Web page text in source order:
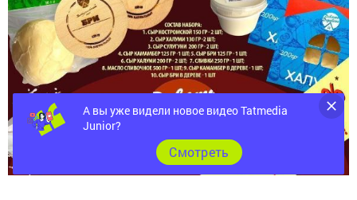
А вы уже видели новое видео Tatmedia
Junior?
Cмотреть